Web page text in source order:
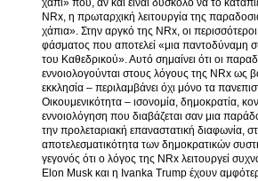
χάπι» που, αν και είναι δύσκολο να το
NRx, η πρωταρχική λειτουργία της
χάπια». Στην αργκό της NRx, οι
φάσματος που αποτελεί «μια παντοδύναμη
του Καθεδρικού». Αυτό σημαίνει ότι οι
εννοιολογούνται στους λόγους της NRx ως
εκκλησία – περιλαμβάνει όχι μόνο τα
Οικουμενικότητα – ισονομία, δημοκρατία,
εννοιολόγηση που διαβάζεται σαν μια
την προλεταριακή επαναστατική διαφωνία,
αποτελεσματικότητα των δημοκρατικών
γεγονός ότι ο λόγος της NRx λειτουργεί
Elon Musk και η Ivanka Trump έχουν